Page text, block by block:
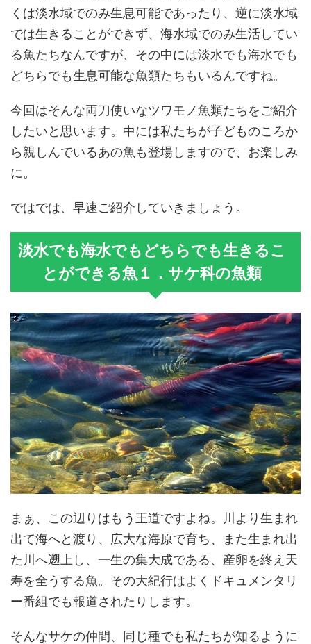
くは淡水域でのみ生息可能であったり、逆に淡水域
では生きることができず、海水域でのみ生活してい
る魚たちなんですが、その中には淡水でも海水でも
どちらでも生息可能な魚類たちもいるんですね。
今回はそんな両刀使いなツワモノ魚類たちをご紹介
したいと思います。中には私たちが子どものころか
ら親しんでいるあの魚も登場しますので、お楽しみ
に。
ではでは、早速ご紹介していきましょう。
淡水でも海水でもどちらでも生きるこ
とができる魚１．サケ科の魚類
まぁ、この辺りはもう王道ですよね。川より生まれ
出て海へと渡り、広大な海原で育ち、また生まれ出
た川へ遡上し、一生の集大成である、産卵を終え天
寿を全うする魚。その大紀行はよくドキュメンタリ
ー番組でも報道されたりします。
そんなサケの仲間、同じ種でも私たちが知るように